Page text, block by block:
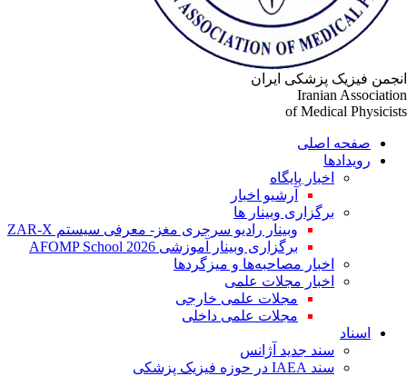
فیزیک پزشکی ایران
Iranian
of Medical
صفحه اصلی
رویدادها
اخبار پایگاه
آرشیو اخبار
برگزاری وبینار ها
وبینار رادیو سرجری مغز- معرفی سیستم ZAR-X
برگزاری وبینار آموزشی AFOMP School 2026
اخبار مصاحبه‌ها و میزگردها
اخبار مجلات علمی
مجلات علمی خارجی
مجلات علمی داخلی
اسناد
سند جدید آژانس
سند IAEA در حوزه فیزیک پزشکی